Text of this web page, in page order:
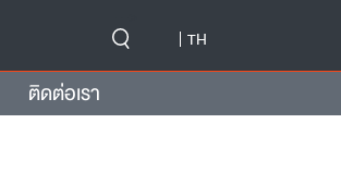
TH
ติดต่อเรา